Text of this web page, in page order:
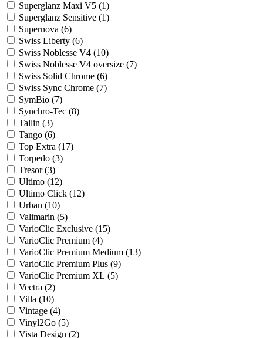
Superglanz Maxi V5 (1)
Superglanz Sensitive (1)
Supernova (6)
Swiss Liberty (6)
Swiss Noblesse V4 (10)
Swiss Noblesse V4 oversize (7)
Swiss Solid Chrome (6)
Swiss Sync Chrome (7)
SymBio (7)
Synchro-Tec (8)
Tallin (3)
Tango (6)
Top Extra (17)
Torpedo (3)
Tresor (3)
Ultimo (12)
Ultimo Click (12)
Urban (10)
Valimarin (5)
VarioClic Exclusive (15)
VarioClic Premium (4)
VarioClic Premium Medium (13)
VarioClic Premium Plus (9)
VarioClic Premium XL (5)
Vectra (2)
Villa (10)
Vintage (4)
Vinyl2Go (5)
Vista Design (2)